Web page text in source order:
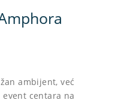
ambijent, već
centara na